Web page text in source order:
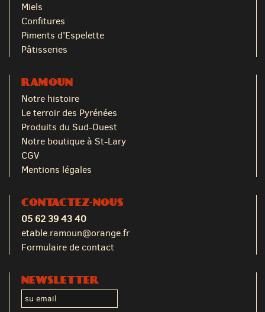
Miels
Confitures
Piments d'Espelette
Pâtisseries
RAMOUN
Notre histoire
Le terroir des Pyrénées
Produits du Sud-Ouest
Notre boutique à St-Lary
CGV
Mentions légales
CONTACTEZ-NOUS
05 62 39 43 40
etable.ramoun@orange.fr
Formulaire de contact
NEWSLETTER